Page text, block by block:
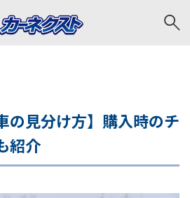
の見分け方】購入時のチ
紹介